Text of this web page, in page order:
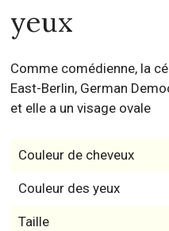
yeux
Comme comédienne, la
East-Berlin, German
et elle a un visage ovale
Couleur de cheveux
Couleur des yeux
Taille